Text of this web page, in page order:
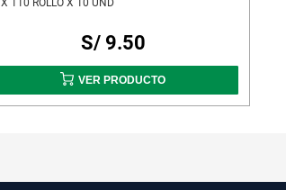
X 110 ROLLO X 10 UND
S/ 9.50
VER PRODUCTO